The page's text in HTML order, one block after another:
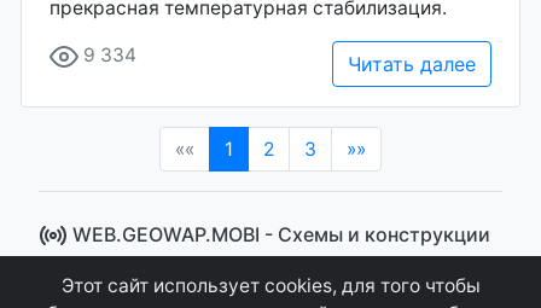
прекрасная температурная стабилизация.
9 334 Читать далее
«« 1 (current)
2 3 »»
WEB.GEOWAP.MOBI - Cхемы и конструкции
© 2008 - 2021
Сайт управляется системой "MKateCMS" от Ray
Этот сайт использует cookies, для того чтобы